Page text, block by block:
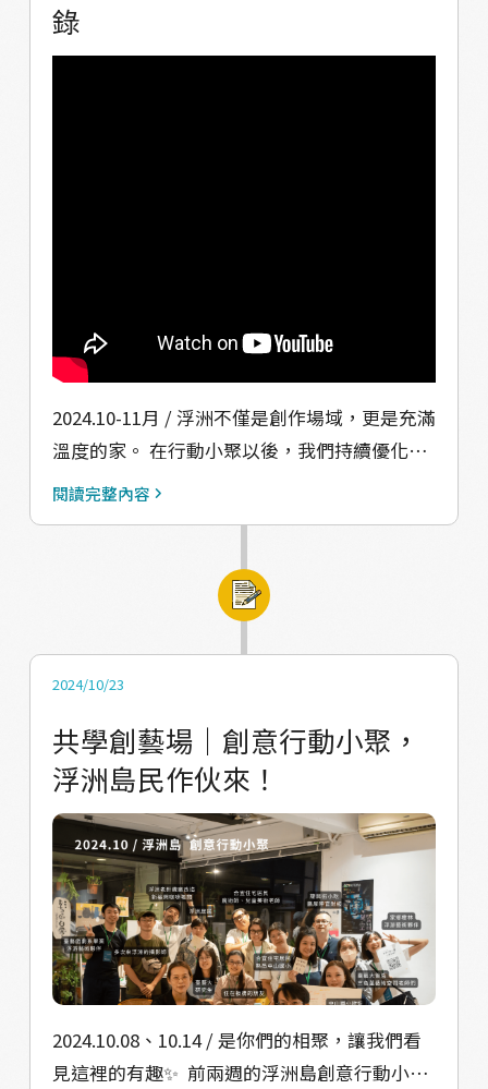
錄
2024.10-11月 / 浮洲不僅是創作場域，更是充滿
溫度的家。 在行動小聚以後，我們持續優化課
程編排，十月份有幸至臺藝大參與「2024 工藝
並以「地方創作共學坊」三階段內容：發現創
作契機 → 訪察探源之旅 → 構築創作想像，鼓
距離，讓自己好好感受、觀察社區裡那些不曾
民，最後初步為浮洲設計出特色產品。 此外，
在七月份的戲劇演出結束之後，我們邀請在演
出過程中所連結到的臺藝戲劇系校友「艾瑪聖
石製作」，於 10/23、10/27 合作四堂「浮洲藝
起搖：藝術生活課」。運用臺藝大文創園區-文
創工作室場地，讓臺藝大畢業的學生能回到浮
洲創作、應用自己所學，將課程回饋給在地居
民。他們熟悉浮洲地方人口生態，因此也決定
開設全年齡適合的課程。 11 月，我們印刷第二
版共 500 份的浮洲藝鄉生活地圖，讓民眾在浮
洲店家們自由索取，可以展開自己和社區的小
閱讀完整內容
2024/10/23
共學創藝場｜創意行動小聚，
浮洲島民作伙來！
2024.10.08、10.14 / 是你們的相聚，讓我們看
見這裡的有趣✨ ⁡ 前兩週的浮洲島創意行動小